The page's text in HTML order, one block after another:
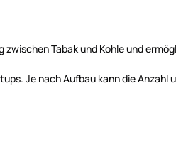
Tabak und Kohle und
Je nach Aufbau kann die Anzahl